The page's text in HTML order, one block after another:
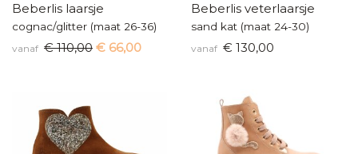
Beberlis laarsje
cognac/glitter (maat 26-36)
vanaf € 110,00 € 66,00
Beberlis veterlaarsje
sand kat (maat 24-30)
vanaf € 130,00